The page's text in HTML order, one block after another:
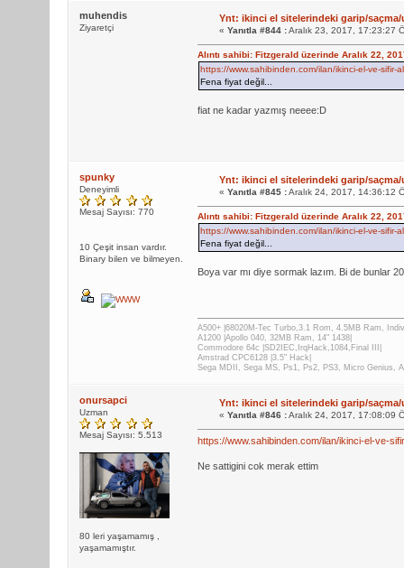
muhendis
Ziyaretçi
Ynt: ikinci el sitelerindeki garip/
« Yanıtla #844 :Aralık 23, 2017, 17:23:27
Alıntı sahibi: Fitzgerald üzerinde Aralık 22,
https://www.sahibinden.com/ilan/ikinci-el-ve-
Fena fiyat değil...
fiat ne kadar yazmış neeee:D
spunky
Deneyimli
Mesaj Sayısı: 770
10 Çeşit insan vardır.
Binary bilen ve bilmeyen.
Ynt: ikinci el sitelerindeki garip/
« Yanıtla #845 :Aralık 24, 2017, 14:36:12
Alıntı sahibi: Fitzgerald üzerinde Aralık 22,
https://www.sahibinden.com/ilan/ikinci-el-ve-
Fena fiyat değil...
Boya var mı diye sormak lazım. Bi de bunlar
A500+ |68020M-Tec Turbo,3.1 Rom, 4.5MB Ram,
A1200 |Apollo 040, 32MB Ram, 14" 1438|
Commodore 64c |SD2IEC,IrqHack,1084,Final III|
Amstrad CPC6128 |3.5" Hack|
Sega MDII, Sega MS, Ps1, Ps2, PS3, Micro Genius,
onursapci
Uzman
Mesaj Sayısı: 5.513
80 leri yaşamamış ,
yaşamamıştır.
Ynt: ikinci el sitelerindeki garip/
« Yanıtla #846 :Aralık 24, 2017, 17:08:09
https://www.sahibinden.com/ilan/ikinci-el-ve-
Ne sattigini cok merak ettim